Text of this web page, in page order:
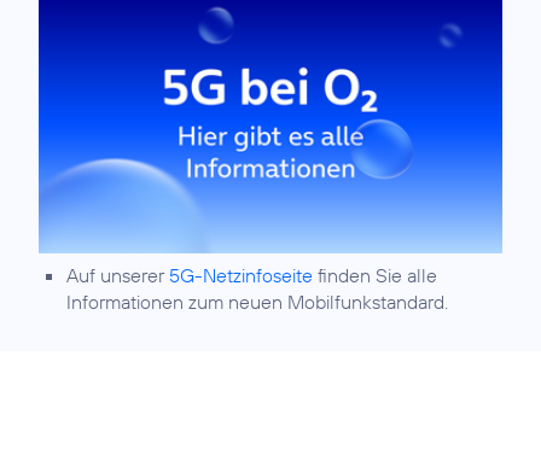
Auf unserer 5G-Netzinfoseite finden Sie alle
Informationen zum neuen Mobilfunkstandard.